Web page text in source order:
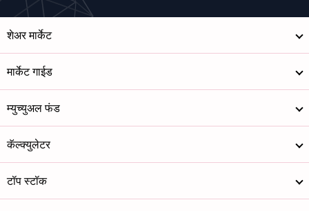
शेअर मार्केट
मार्केट गाईड
म्युच्युअल फंड
कॅल्क्युलेटर
टॉप स्टॉक